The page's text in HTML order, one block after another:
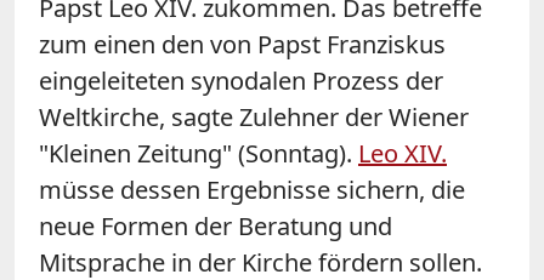
Papst Leo XIV. zukommen. Das betreffe
zum einen den von Papst Franziskus
eingeleiteten synodalen Prozess der
Weltkirche, sagte Zulehner der Wiener
"Kleinen Zeitung" (Sonntag). Leo XIV.
müsse dessen Ergebnisse sichern, die
neue Formen der Beratung und
Mitsprache in der Kirche fördern sollen.